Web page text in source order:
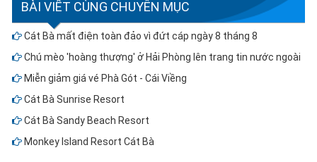
BÀI VIẾT CÙNG CHUYÊN MỤC
Cát Bà mất điện toàn đảo vì đứt cáp ngày 8 tháng 8
Chú mèo 'hoàng thượng' ở Hải Phòng lên trang tin nước ngoài
Miễn giảm giá vé Phà Gót - Cái Viềng
Cát Bà Sunrise Resort
Cát Bà Sandy Beach Resort
Monkey Island Resort Cát Bà